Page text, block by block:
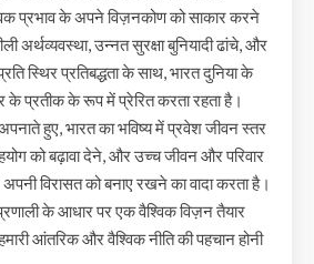
प्रभाव के अपने विज़नकोण को साकार करने
अर्थव्यवस्था, उन्नत सुरक्षा बुनियादी ढांचे, और
स्थिर प्रतिबद्धता के साथ, भारत दुनिया के
प्रतीक के रूप में प्रेरित करता रहता है।
हुए, भारत का भविष्य में प्रवेश जीवन स्तर
को बढ़ावा देने, और उच्च जीवन और परिवार
विरासत को बनाए रखने का वादा करता है।
के आधार पर एक वैश्विक विज़न तैयार
आंतरिक और वैश्विक नीति की पहचान होनी